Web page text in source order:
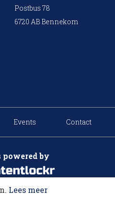
Postbus 78
6720 AB Bennekom
Events Contact
powered by
Lees meer